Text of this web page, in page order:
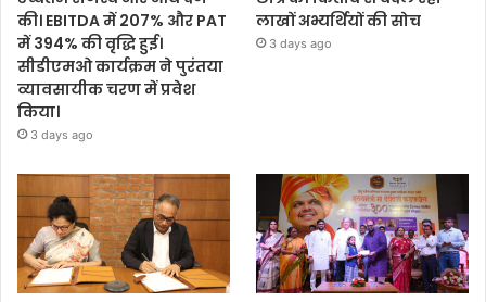
की। EBITDA में 207% और PAT
में 394% की वृद्धि हुई।
सीडीएमओ कार्यक्रम ने पुरंतया
व्यावसायीक चरण में प्रवेश
किया।
3 days ago
लाखों अभ्यर्थियों की सोच
3 days ago